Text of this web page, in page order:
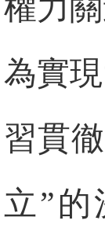
權力
為實
習貫
立”的